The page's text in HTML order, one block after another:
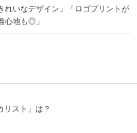
いなデザイン」「ロゴプリントが
心地も◎」
リスト」は？